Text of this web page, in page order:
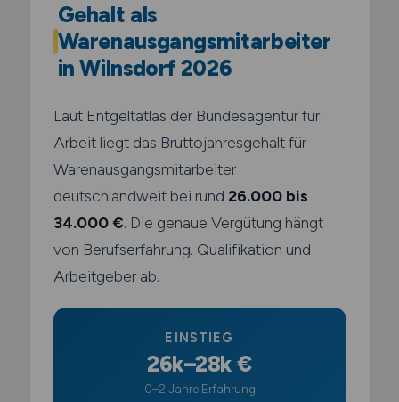
Gehalt als
Warenausgangsmitarbeiter
in Wilnsdorf 2026
Laut Entgeltatlas der Bundesagentur für
Arbeit liegt das Bruttojahresgehalt für
Warenausgangsmitarbeiter
deutschlandweit bei rund 26.000 bis
34.000 €. Die genaue Vergütung hängt
von Berufserfahrung. Qualifikation und
Arbeitgeber ab.
EINSTIEG
26k–28k €
0–2 Jahre Erfahrung